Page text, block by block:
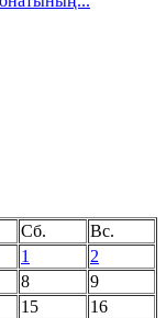
Сб.
Вс.
1
2
8
9
15
16